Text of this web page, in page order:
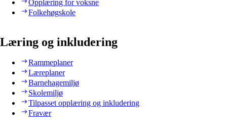
Opplæring for voksne
Folkehøgskole
Læring og inkludering
Rammeplaner
Læreplaner
Barnehagemiljø
Skolemiljø
Tilpasset opplæring og inkludering
Fravær